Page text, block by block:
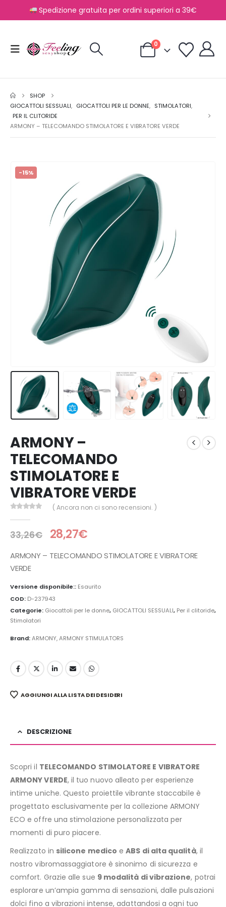
Spedizione gratuita per ordini superiori a 39€
0
SHOP
GIOCATTOLI SESSUALI, GIOCATTOLI PER LE DONNE, STIMOLATORI,
PER IL CLITORIDE
ARMONY – TELECOMANDO STIMOLATORE E VIBRATORE VERDE
-15%
ARMONY –
TELECOMANDO
STIMOLATORE E
VIBRATORE VERDE
( Ancora non ci sono recensioni. )
33,26€ 28,27€
ARMONY – TELECOMANDO STIMOLATORE E VIBRATORE
VERDE
Versione disponibile:: Esaurito
COD: D-237943
Categorie: Giocattoli per le donne, GIOCATTOLI SESSUALI, Per il clitoride,
Stimolatori
Brand:ARMONY,ARMONY STIMULATORS
AGGIUNGI ALLA LISTA DEI DESIDERI
DESCRIZIONE
Scopri il TELECOMANDO STIMOLATORE E VIBRATORE
ARMONY VERDE, il tuo nuovo alleato per esperienze
intime uniche. Questo proiettile vibrante staccabile è
progettato esclusivamente per la collezione ARMONY
ECO e offre una stimolazione personalizzata per
momenti di puro piacere.
Realizzato in silicone medico eABS di alta qualità, il
nostro vibromassaggiatore è sinonimo di sicurezza e
comfort. Grazie alle sue 9 modalità di vibrazione, potrai
esplorare un’ampia gamma di sensazioni, dalle pulsazioni
dolci fino a vibrazioni intense, adattandosi a ogni tuo